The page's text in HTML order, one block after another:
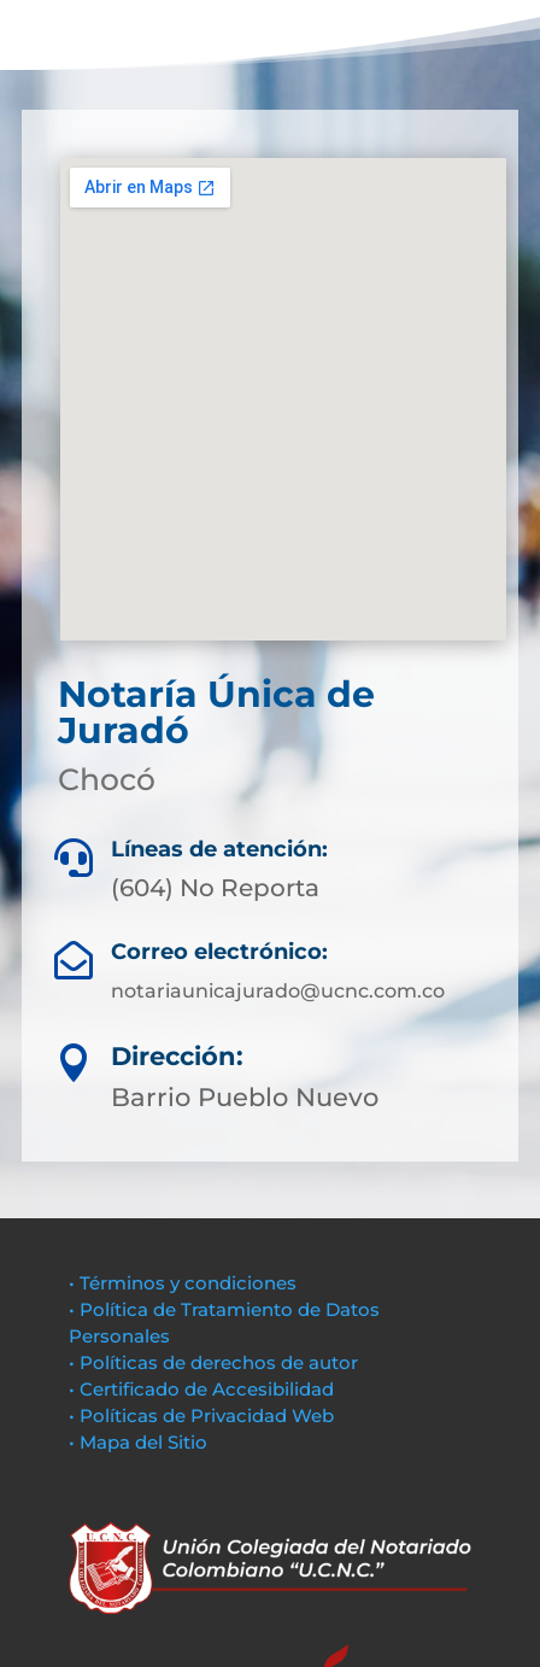
Notaría Única de
Juradó
Chocó
 Líneas de atención:
(604) No Reporta
 Correo electrónico:
notariaunicajurado@ucnc.com.co

Dirección:
Barrio Pueblo Nuevo
• Términos y condiciones
• Política de Tratamiento de Datos
Personales
• Políticas de derechos de autor
• Certificado de Accesibilidad
• Políticas de Privacidad Web
• Mapa del Sitio